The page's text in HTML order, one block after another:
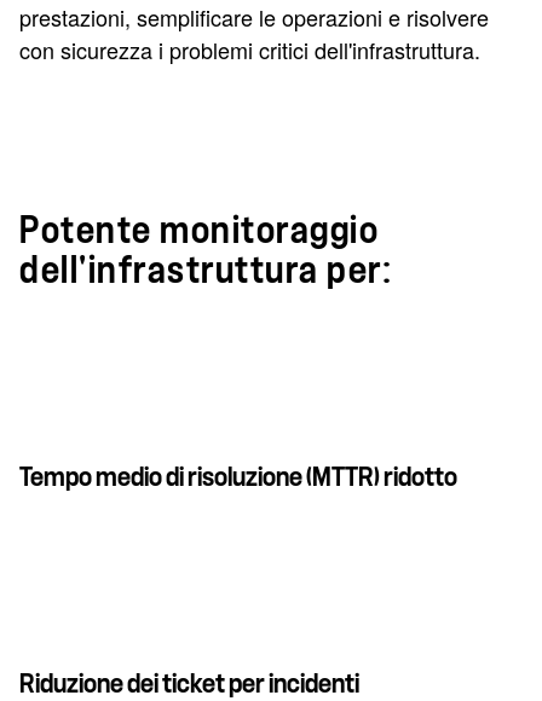
prestazioni, semplificare le operazioni e risolvere
con sicurezza i problemi critici dell'infrastruttura.
Potente monitoraggio
dell'infrastruttura per:
Tempo medio di risoluzione (MTTR) ridotto
Riduzione dei ticket per incidenti